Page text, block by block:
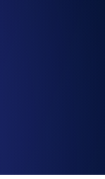
de caducidad.